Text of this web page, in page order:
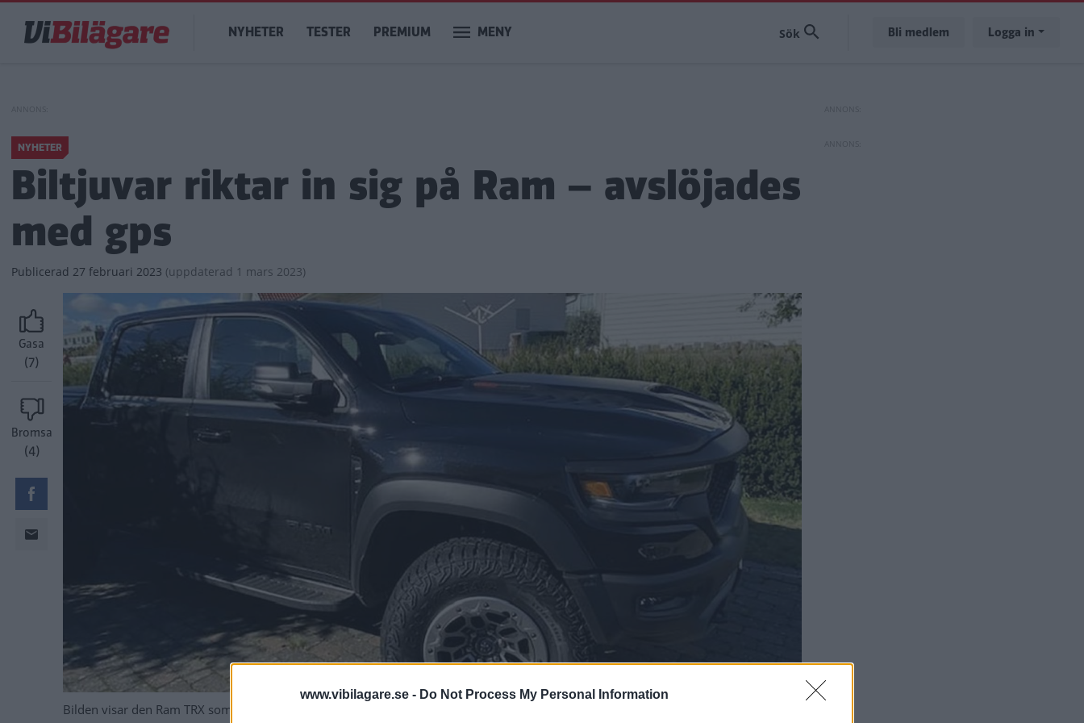
www.vibilagare.se - Do Not Process My Personal Information
huvudinnehåll
Main
navigation
NYHETER TESTER PREMIUM MENY Bli medlem Logga in
NYHETER
Biltjuvar riktar in sig på Ram – avslöjades
med gps
Publicerad 27 februari 2023 (uppdaterad 1 mars 2023)
Gasa
(7)
Bromsa
(4)
Bilden visar den Ram TRX som stals mellan den 22 och 23 februari.